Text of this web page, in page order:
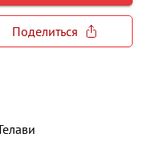
Поделиться